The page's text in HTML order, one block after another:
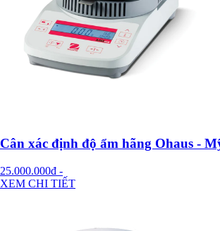
Cân xác định độ ẩm hãng Ohaus -
25.000.000đ -
XEM CHI TIẾT